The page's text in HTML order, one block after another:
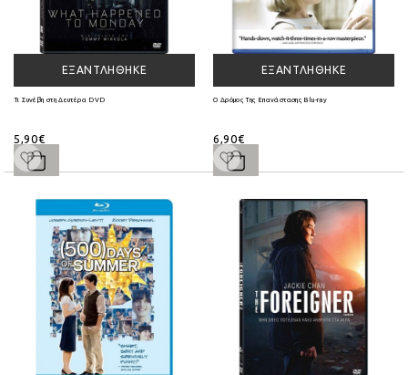
ΕΞΑΝΤΛΉΘΗΚΕ
Τι Συνέβη στη Δευτέρα DVD
5,90€
ΕΞΑΝΤΛΉΘΗΚΕ
Ο Δρόμος Της Επανάστασης Blu-ray
6,90€